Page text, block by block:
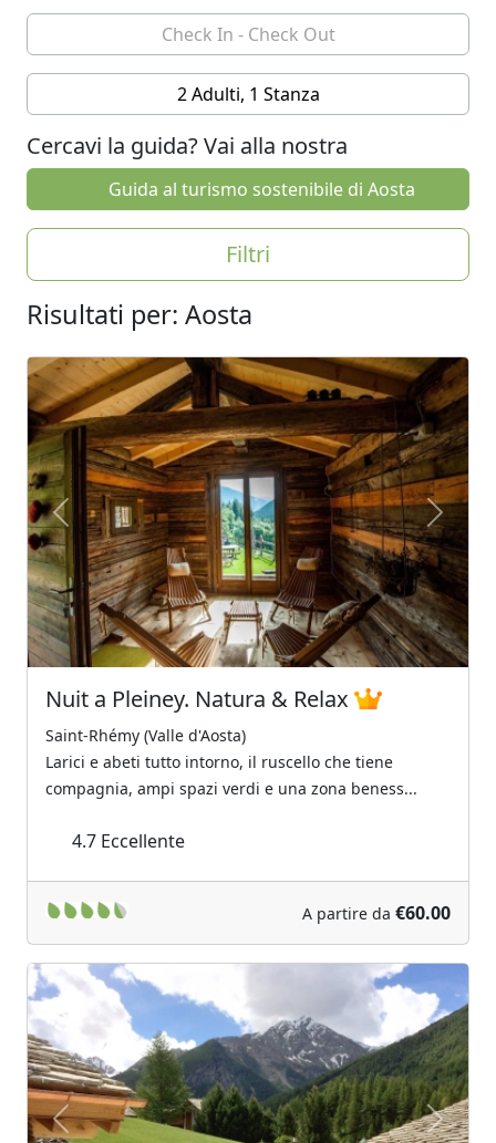
2 Adulti, 1 Stanza
Cercavi la guida? Vai alla nostra
Guida al turismo sostenibile di Aosta
Filtri
Risultati per: Aosta
Previous Next
Nuit a Pleiney. Natura & Relax
Saint-Rhémy (Valle d'Aosta)
Larici e abeti tutto intorno, il ruscello che tiene
compagnia, ampi spazi verdi e una zona beness...
4.7 Eccellente
A partire da €60.00
Previous Next